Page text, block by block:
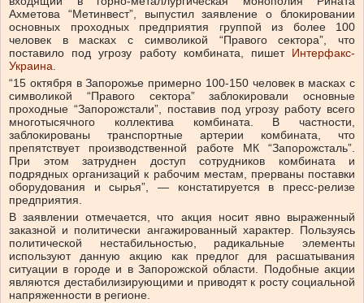
Ахметова “Метинвест”, выпустил заявление о блокировании
основных проходных предприятия группой из более 100
человек в масках с символикой “Правого сектора”, что
поставило под угрозу работу комбината, пишет Интерфакс-
Украина.
“15 октября в Запорожье примерно 100-150 человек в масках с
символикой “Правого сектора” заблокировали основные
проходные “Запорожстали”, поставив под угрозу работу всего
многотысячного коллектива комбината. В частности,
заблокированы транспортные артерии комбината, что
препятствует производственной работе МК “Запорожсталь”.
При этом затруднен доступ сотрудников комбината и
подрядных организаций к рабочим местам, прерваны поставки
оборудования и сырья”, — констатируется в пресс-релизе
предприятия.
В заявлении отмечается, что акция носит явно выраженный
заказной и политически ангажированный характер. Пользуясь
политической нестабильностью, радикальные элементы
используют данную акцию как предлог для расшатывания
ситуации в городе и в Запорожской области. Подобные акции
являются дестабилизирующими и приводят к росту социальной
напряженности в регионе.